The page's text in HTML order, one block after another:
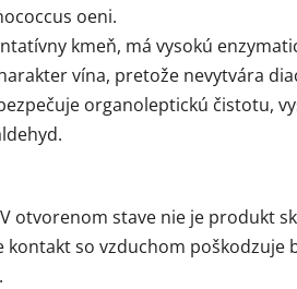
oeni.
kmeň, má vysokú
vína, pretože nevytvára
organoleptickú čistotu,
otvorenom stave nie je produkt
so vzduchom poškodzuje